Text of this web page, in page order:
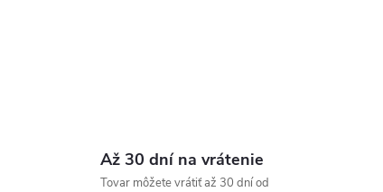
Až 30 dní na vrátenie
Tovar môžete vrátiť až 30 dní od